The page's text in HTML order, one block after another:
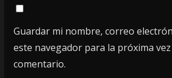
Guardar mi nombre, correo
este navegador para la próxima
comentario.